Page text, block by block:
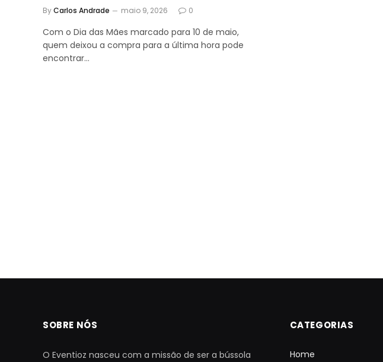
ByCarlos Andrade maio 9, 2026 0
Com o Dia das Mães marcado para 10 de maio,
quem deixou a compra para a última hora pode
encontrar…
SOBRE NÓS
O Eventioz nasceu com a missão de ser a bússola
CATEGORIAS
Home